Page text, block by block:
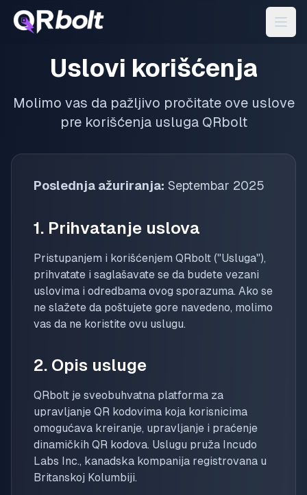
Uslovi korišćenja
Molimo vas da pažljivo pročitate ove uslove
pre korišćenja usluga QRbolt
Poslednja ažuriranja: Septembar 2025
1. Prihvatanje uslova
Pristupanjem i korišćenjem QRbolt ("Usluga"),
prihvatate i saglašavate se da budete vezani
uslovima i odredbama ovog sporazuma. Ako se
ne slažete da poštujete gore navedeno, molimo
vas da ne koristite ovu uslugu.
2. Opis usluge
QRbolt je sveobuhvatna platforma za
upravljanje QR kodovima koja korisnicima
omogućava kreiranje, upravljanje i praćenje
dinamičkih QR kodova. Uslugu pruža Incudo
Labs Inc., kanadska kompanija registrovana u
Britanskoj Kolumbiji.